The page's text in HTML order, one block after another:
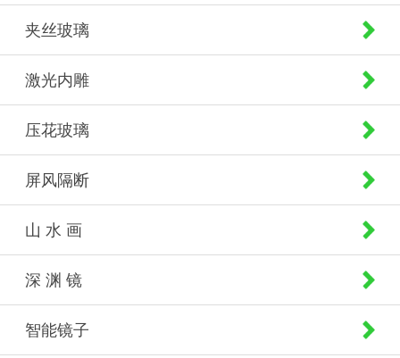
夹丝玻璃
激光内雕
压花玻璃
屏风隔断
山 水 画
深 渊 镜
智能镜子